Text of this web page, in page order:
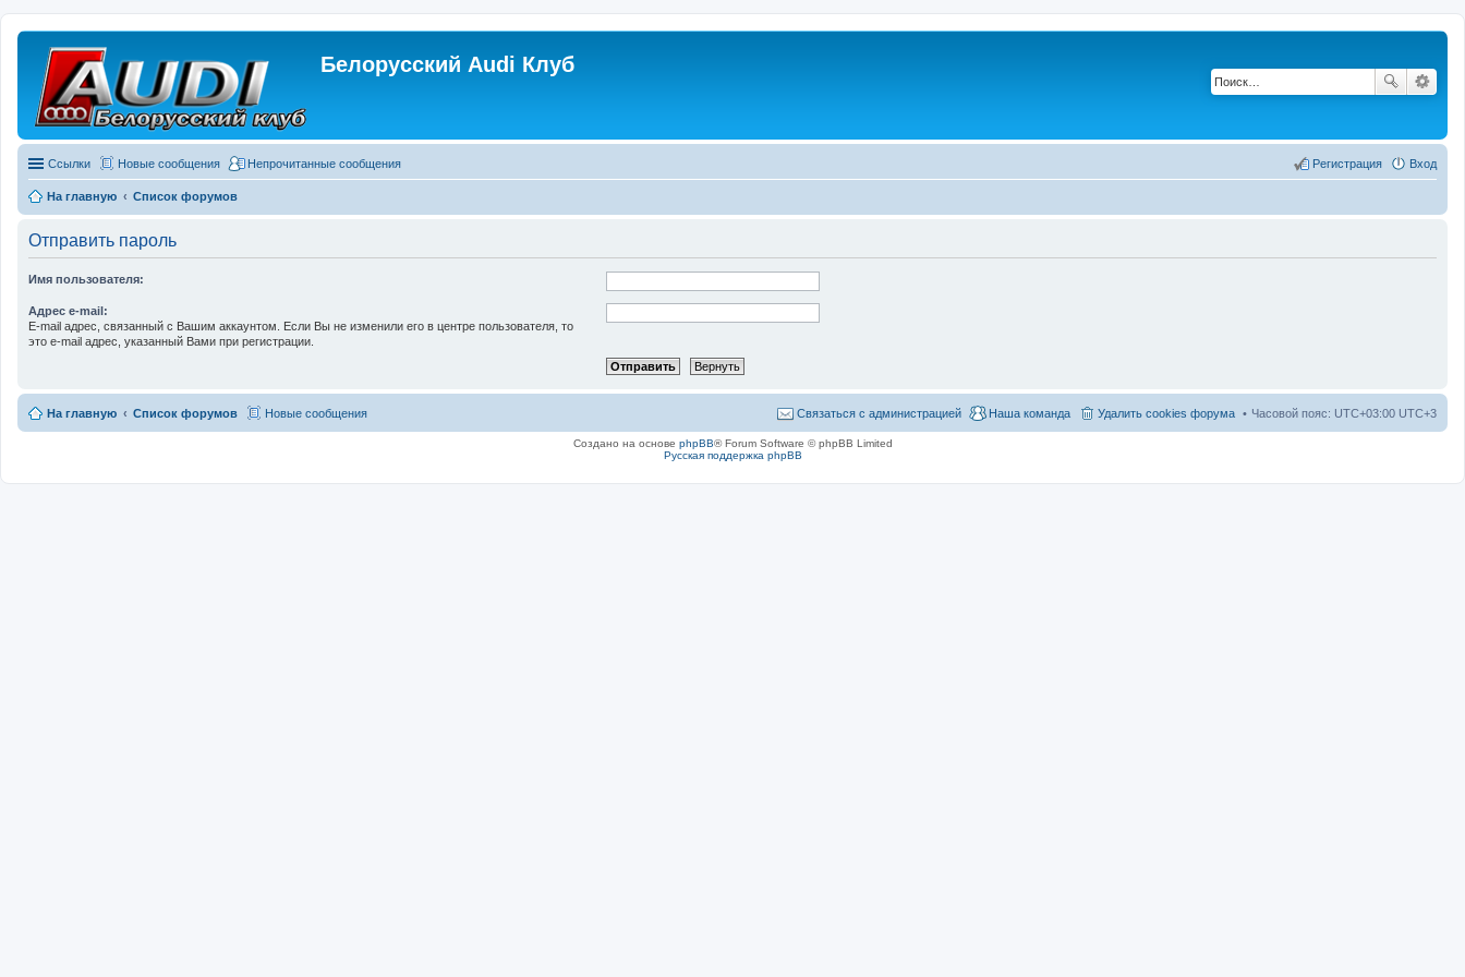
Белорусский Audi Клуб
Ссылки Новые сообщения Непрочитанные сообщения Вход
Регистрация
На главную Список форумов
Отправить пароль
Имя пользователя:
Адрес e-mail:
E-mail адрес, связанный с Вашим аккаунтом. Если Вы не изменили его в центре пользователя, то
это e-mail адрес, указанный Вами при регистрации.
На главную Список форумов Новые сообщения Часовой пояс: UTC+03:00 UTC+3
Удалить cookies форума
Наша команда
Связаться с администрацией
Создано на основе phpBB® Forum Software © phpBB Limited
Русская поддержка phpBB